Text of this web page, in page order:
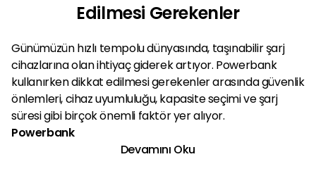
Edilmesi Gerekenler
Günümüzün hızlı tempolu dünyasında, taşınabilir şarj
cihazlarına olan ihtiyaç giderek artıyor. Powerbank
kullanırken dikkat edilmesi gerekenler arasında güvenlik
önlemleri, cihaz uyumluluğu, kapasite seçimi ve şarj
süresi gibi birçok önemli faktör yer alıyor.
Powerbank
Devamını Oku